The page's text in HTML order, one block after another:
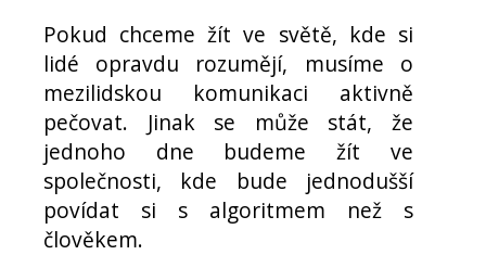
Pokud chceme žít ve světě, kde si
lidé opravdu rozumějí, musíme o
mezilidskou komunikaci aktivně
pečovat. Jinak se může stát, že
jednoho dne budeme žít ve
společnosti, kde bude jednodušší
povídat si s algoritmem než s
člověkem.